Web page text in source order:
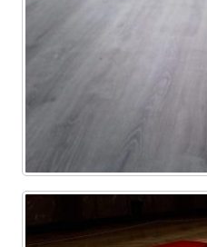
Local
Comercial